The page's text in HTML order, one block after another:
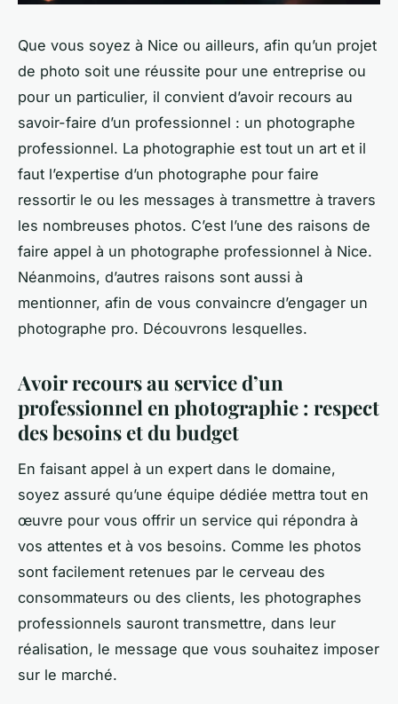
Que vous soyez à Nice ou ailleurs, afin qu’un projet
de photo soit une réussite pour une entreprise ou
pour un particulier, il convient d’avoir recours au
savoir-faire d’un professionnel : un photographe
professionnel. La photographie est tout un art et il
faut l’expertise d’un photographe pour faire
ressortir le ou les messages à transmettre à travers
les nombreuses photos. C’est l’une des raisons de
faire appel à un photographe professionnel à Nice.
Néanmoins, d’autres raisons sont aussi à
mentionner, afin de vous convaincre d’engager un
photographe pro. Découvrons lesquelles.
Avoir recours au service d’un
professionnel en photographie : respect
des besoins et du budget
En faisant appel à un expert dans le domaine,
soyez assuré qu’une équipe dédiée mettra tout en
œuvre pour vous offrir un service qui répondra à
vos attentes et à vos besoins. Comme les photos
sont facilement retenues par le cerveau des
consommateurs ou des clients, les photographes
professionnels sauront transmettre, dans leur
réalisation, le message que vous souhaitez imposer
sur le marché.